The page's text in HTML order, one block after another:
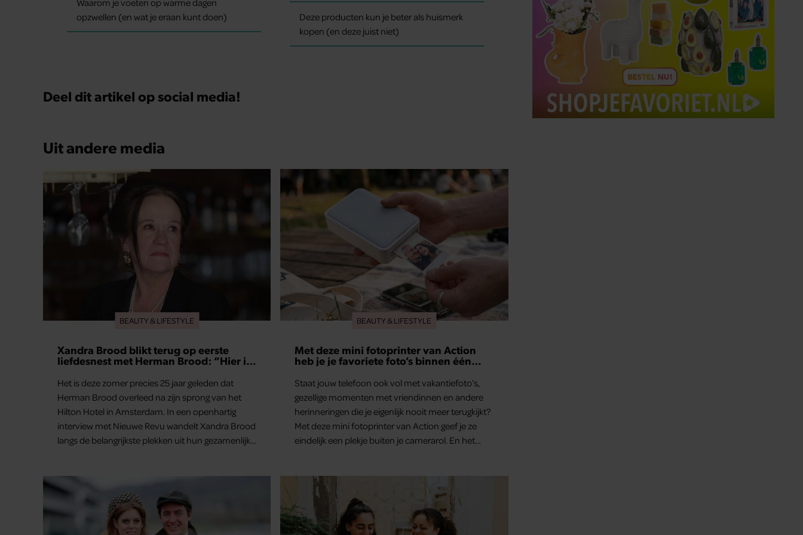
opzwellen (en wat je eraan kunt doen)
Deze producten kun je beter als huismerk
kopen (en deze juist niet)
Deel dit artikel op social media!
Uit andere media
BEAUTY & LIFESTYLE
Xandra Brood blikt terug op eerste
liefdesnest met Herman Brood: “Hier is
Het is deze zomer precies 25 jaar geleden dat
Herman Brood overleed na zijn sprong van het
Hilton Hotel in Amsterdam. In een openhartig
interview met Nieuwe Revu wandelt Xandra Brood
langs de belangrijkste plekken uit hun gezamenlijke
herinneringen op. Daar begon hun leven samen
en werd dochter Lola geboren.
BEAUTY & LIFESTYLE
Met deze mini fotoprinter van Action
heb je je favoriete foto’s binnen één
Staat jouw telefoon ook vol met vakantiefoto’s,
gezellige momenten met vriendinnen en andere
herinneringen die je eigenlijk nooit meer terugkijkt?
Met deze mini fotoprinter van Action geef je ze
eindelijk een plekje buiten je camerarol. En het